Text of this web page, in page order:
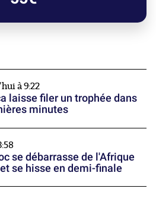
à 9:22
laisse filer un trophée dans
minutes
se débarrasse de l'Afrique
se hisse en demi-finale